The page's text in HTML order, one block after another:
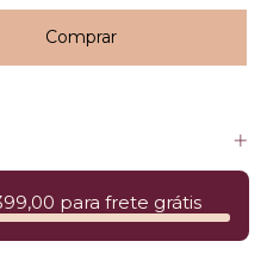
para frete grátis